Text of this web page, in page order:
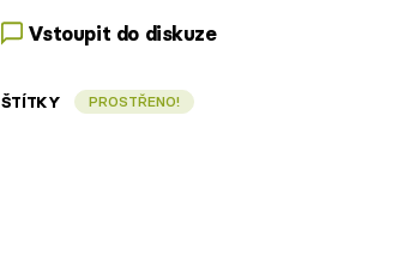
Vstoupit do diskuze
ŠTÍTKY PROSTŘENO!